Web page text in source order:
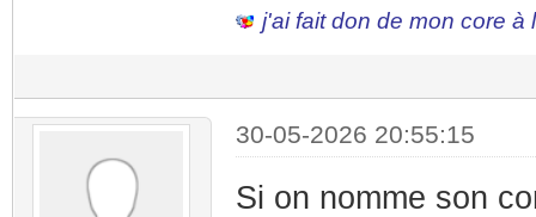
j'ai fait don de mon core à
30-05-2026 20:55:15
Si on nomme son